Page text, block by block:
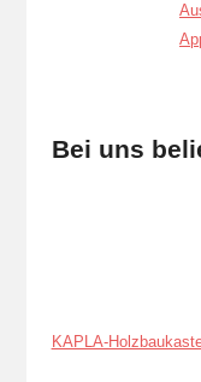
Bei uns
KAPLA-